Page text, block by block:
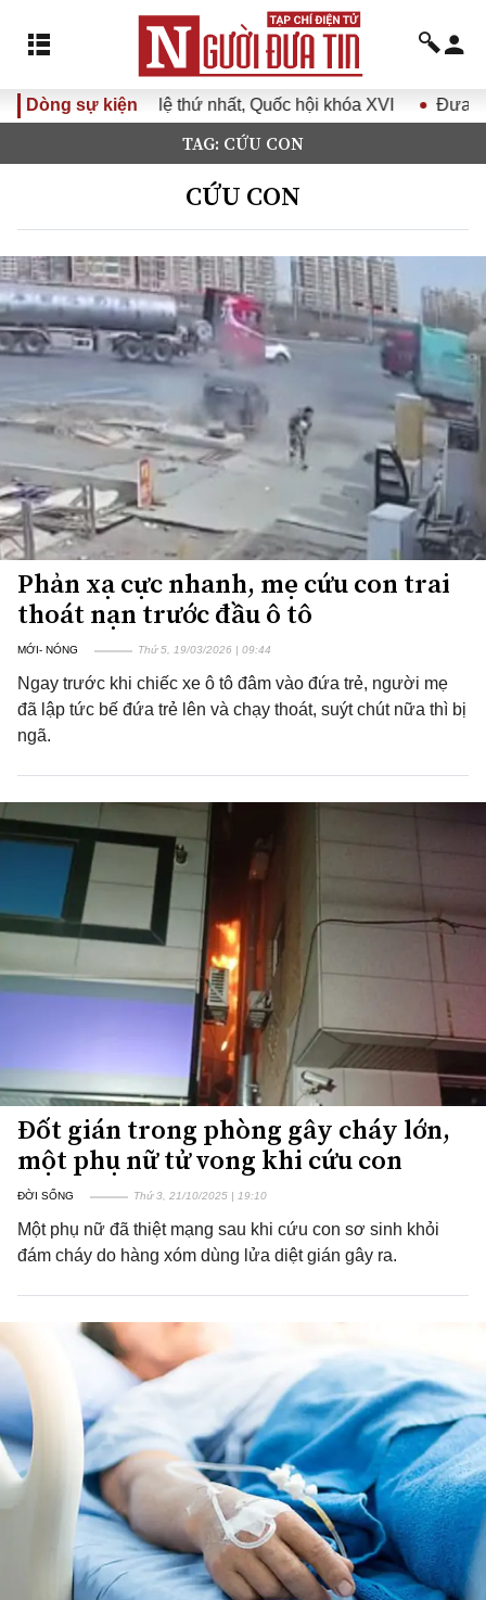
Dòng sự kiện
XVI Đưa Nghị quyết Đại hội Đảng XIV vào cuộc sống
TAG: CỨU CON
CỨU CON
Phản xạ cực nhanh, mẹ cứu con trai
thoát nạn trước đầu ô tô
MỚI- NÓNG Thứ 5, 19/03/2026 | 09:44
Ngay trước khi chiếc xe ô tô đâm vào đứa trẻ, người mẹ
đã lập tức bế đứa trẻ lên và chạy thoát, suýt chút nữa thì bị
ngã.
Đốt gián trong phòng gây cháy lớn,
một phụ nữ tử vong khi cứu con
ĐỜI SỐNG Thứ 3, 21/10/2025 | 19:10
Một phụ nữ đã thiệt mạng sau khi cứu con sơ sinh khỏi
đám cháy do hàng xóm dùng lửa diệt gián gây ra.